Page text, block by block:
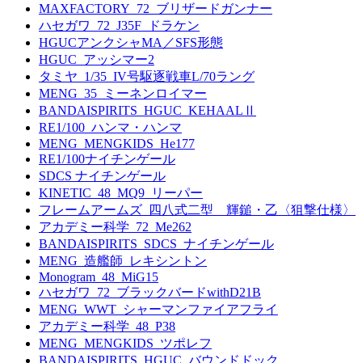
MAXFACTORY_72_ブリザードガンナー
ハセガワ_72_J35F_ドラケン
HGUCアンクシャMA／SFS形態
HGUC_アッシマー2
タミヤ_1/35_IV号駆逐戦車L/70ラング
MENG_35_ミーネンロイマー
BANDAISPIRITS_HGUC_KEHAALⅡ
RE1/100_ハンマ・ハンマ
MENG_MENGKIDS_He177
RE1/100ナイチンゲール
SDCS ナイチンゲール
KINETIC_48_MQ9_リーパー
フレームアームズ_四八式二型 輝鎚・乙〈狙撃仕様〉
アカデミー科学_72_Me262
BANDAISPIRITS_SDCS_ナイチンゲール
MENG_造艦師_レキシントン
Monogram_48_MiG15
ハセガワ_72_ブラックバードwithD21B
MENG_WWT_シャーマンファイアフライ
アカデミー科学_48_P38
MENG_MENGKIDS_ツポレフ
BANDAISPIRITS_HGUC_バウンドドック